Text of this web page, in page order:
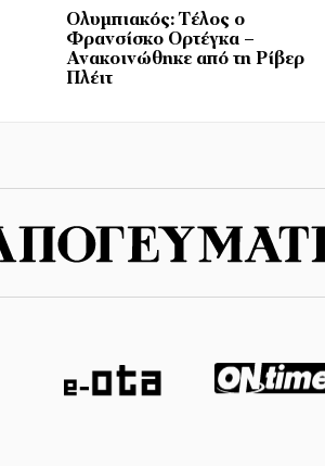
Ολυμπιακός: Τέλος ο
Φρανσίσκο Ορτέγκα –
Ανακοινώθηκε από τη Ρίβερ
Πλέιτ